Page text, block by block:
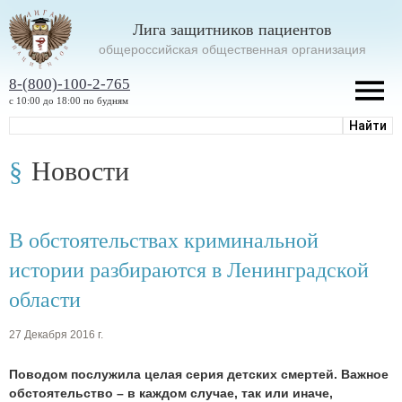
Лига защитников пациентов
oбщероссийская общественная организация
8-(800)-100-2-765
с 10:00 до 18:00 по будням
Новости
В обстоятельствах криминальной
истории разбираются в Ленинградской
области
27 Декабря 2016 г.
Поводом послужила целая серия детских смертей. Важное
обстоятельство – в каждом случае, так или иначе,